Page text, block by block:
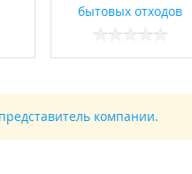
бытовых отходов
компании.